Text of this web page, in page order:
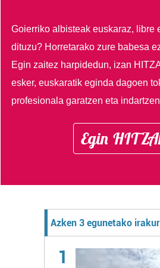
Goierriko albisteak euskaraz, libre
dituzu? Horretarako zure babesa
Egin zaitez harpidedun, izan
esker, euskaratik eginda dagoen
profesionala garatzen eta
Egin
Azken 3 egunetako
1